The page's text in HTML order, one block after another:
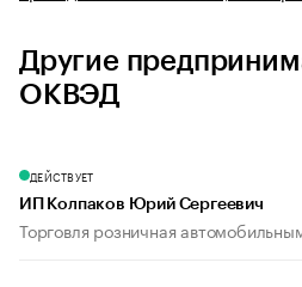
Другие
ОКВЭД
ДЕЙСТВУЕТ
ИП Колпаков Юрий Сергеевич
Торговля розничная